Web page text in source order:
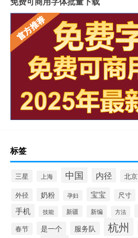
标签
三星 上海 中国 内径 北京
外径 奶粉 孕妇 宝宝 尺寸
手机 技能 新疆 新编 方法
春节 是一个 服务队 杭州